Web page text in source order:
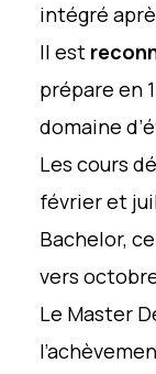
intégré
Il est
prépare en
domaine
Les cours
février et
Bachelor,
vers
Le Master